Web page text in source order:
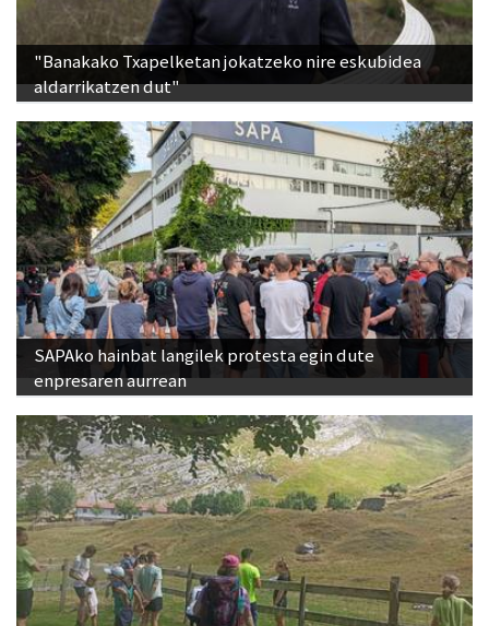
"Banakako Txapelketan jokatzeko nire eskubidea
aldarrikatzen dut"
SAPAko hainbat langilek protesta egin dute
enpresaren aurrean